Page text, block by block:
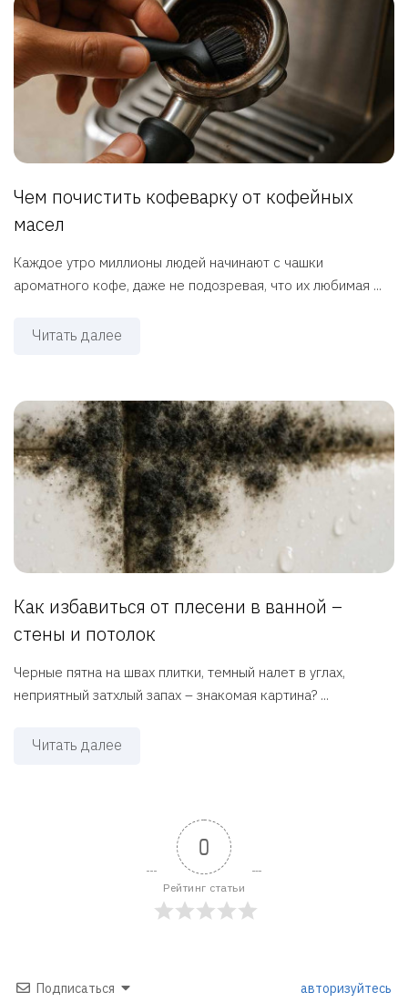
Чем почистить кофеварку от кофейных
масел
Каждое утро миллионы людей начинают с чашки
ароматного кофе, даже не подозревая, что их любимая ...
Читать далее
Как избавиться от плесени в ванной –
стены и потолок
Черные пятна на швах плитки, темный налет в углах,
неприятный затхлый запах – знакомая картина? ...
Читать далее
0
Рейтинг статьи
Подписаться авторизуйтесь